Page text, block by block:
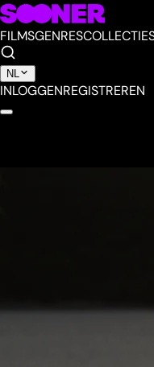
FILMSGENRES
NL
INLOGGENREGISTREREN